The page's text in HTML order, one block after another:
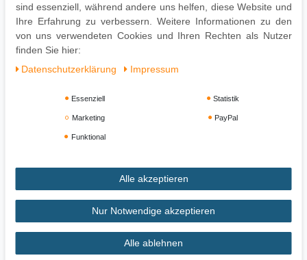
Denver Smartwatch SW-170 grau/silber Bluetooth 150 mAh
Sportlich Damenuhr
Impressum Daten­schutz­erklärung AGB
Widerrufs­recht Vertrag widerrufen
sind essenziell, während andere uns helfen, diese Website und
Ihre Erfahrung zu verbessern. Weitere Informationen zu den
von uns verwendeten Cookies und Ihren Rechten als Nutzer
finden Sie hier:
Daten­schutz­erklärung
Impressum
Essenziell Statistik
Marketing PayPal
Funktional
Alle akzeptieren
Nur Notwendige akzeptieren
Alle ablehnen